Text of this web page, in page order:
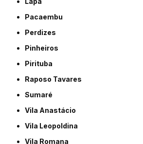
Pacaembu
Perdizes
Pinheiros
Pirituba
Raposo Tavares
Sumaré
Vila Anastácio
Vila Leopoldina
Vila Romana